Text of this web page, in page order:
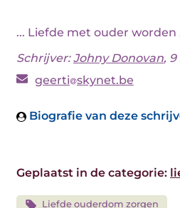
... Liefde met ouder worden
Schrijver:Johny Donovan,
geerti skynet.be
Biografie van deze
Geplaatst in de categorie:
Liefde ouderdom zorgen